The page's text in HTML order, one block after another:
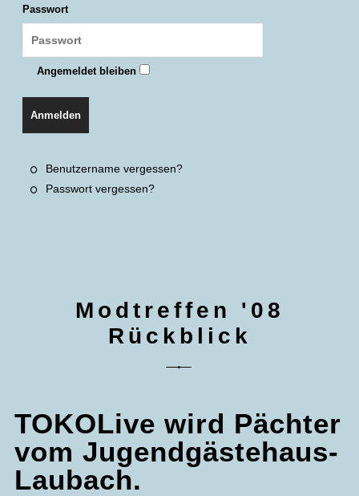
Passwort
Angemeldet bleiben
Anmelden
Benutzername vergessen?
Passwort vergessen?
Modtreffen '08
Rückblick
TOKOLive wird Pächter
vom Jugendgästehaus-
Laubach.